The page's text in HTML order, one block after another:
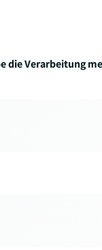
die Verarbeitung